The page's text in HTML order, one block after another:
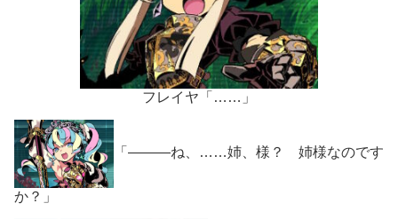
フレイヤ「……」
「―――ね、……姉、様？ 姉様なのです
か？」